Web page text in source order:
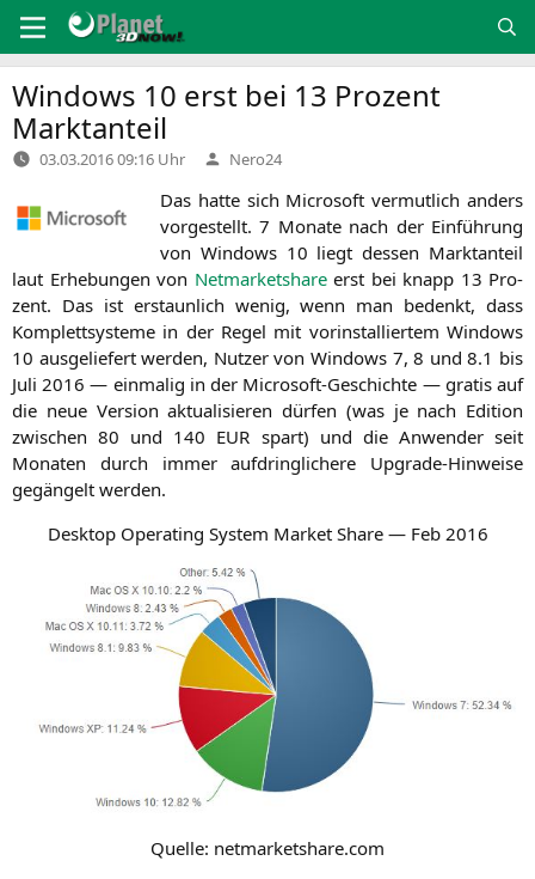
Inhalt
springen
Windows 10 erst bei 13 Prozent
Marktanteil
03.03.2016 09:16 Uhr Verfasst
von
Nero24
Das hat­te sich Micro­soft ver­mut­lich anders
vor­ge­stellt. 7 Mona­te nach der Ein­füh­rung
von Win­dows 10 liegt des­sen Markt­an­teil
laut Erhe­bun­gen von Net­mar­kets­ha­reerst bei knapp 13 Pro­
zent. Das ist erstaun­lich wenig, wenn man bedenkt, dass
Kom­plett­sys­te­me in der Regel mit vor­in­stal­lier­tem Win­dows
10 aus­ge­lie­fert wer­den, Nut­zer von Win­dows 7, 8 und 8.1 bis
Juli 2016 — ein­ma­lig in der Micro­soft-Geschich­te — gra­tis auf
die neue Ver­si­on aktua­li­sie­ren dür­fen (was je nach Edi­ti­on
zwi­schen 80 und 140 EUR spart) und die Anwen­der seit
Mona­ten durch immer auf­dring­li­che­re Upgrade-Hin­wei­se
gegän­gelt werden.
Desk­top Ope­ra­ting Sys­tem Mar­ket Share — Feb 2016
Quel­le: netmarketshare.com